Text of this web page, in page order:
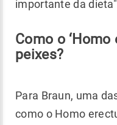
importante da
Como o
peixes?
Para Braun, uma
como o Homo